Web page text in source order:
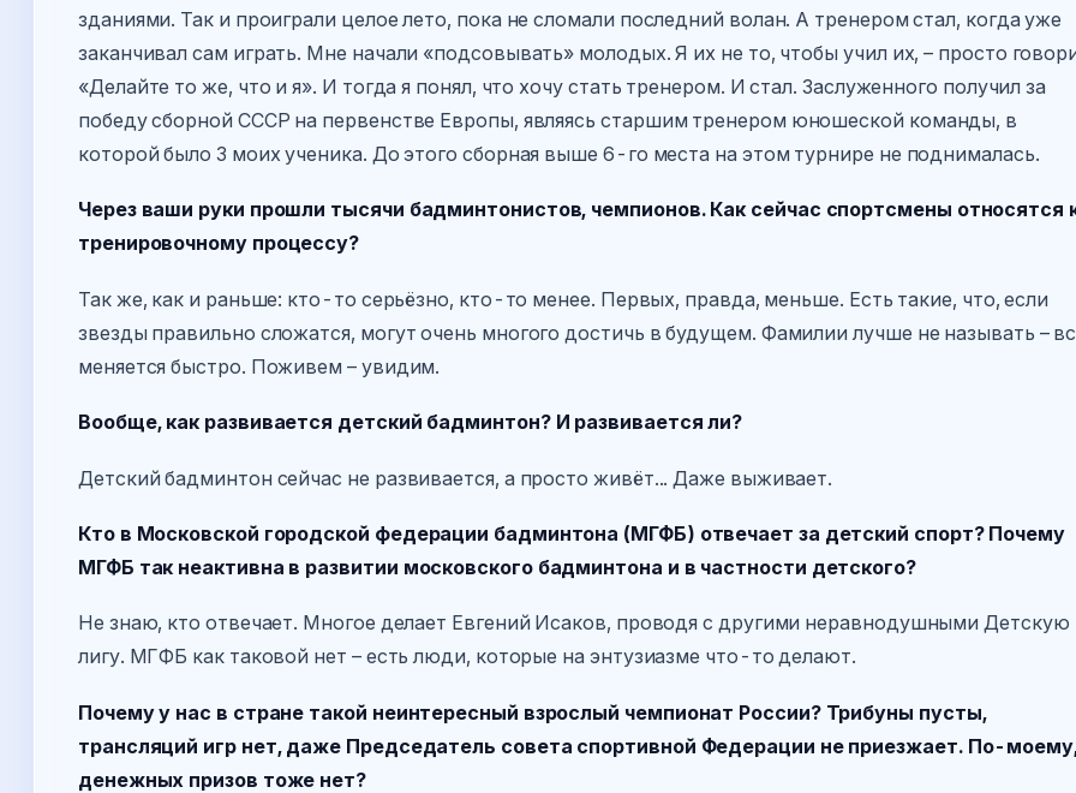
зданиями. Так и проиграли целое лето, пока не сломали последний волан. А тренером стал, когда уже
заканчивал сам играть. Мне начали «подсовывать» молодых. Я их не то, чтобы учил их, – просто
«Делайте то же, что и я». И тогда я понял, что хочу стать тренером. И стал. Заслуженного получил за
победу сборной СССР на первенстве Европы, являясь старшим тренером юношеской команды, в
которой было 3 моих ученика. До этого сборная выше 6-го места на этом турнире не поднималась.
Через ваши руки прошли тысячи бадминтонистов, чемпионов. Как сейчас спортсмены относятся
тренировочному процессу?
Так же, как и раньше: кто-то серьёзно, кто-то менее. Первых, правда, меньше. Есть такие, что, если
звезды правильно сложатся, могут очень многого достичь в будущем. Фамилии лучше не называть –
меняется быстро. Поживем – увидим.
Вообще, как развивается детский бадминтон? И развивается ли?
Детский бадминтон сейчас не развивается, а просто живёт... Даже выживает.
Кто в Московской городской федерации бадминтона (МГФБ) отвечает за детский спорт? Почему
МГФБ так неактивна в развитии московского бадминтона и в частности детского?
Не знаю, кто отвечает. Многое делает Евгений Исаков, проводя с другими неравнодушными Детскую
лигу. МГФБ как таковой нет – есть люди, которые на энтузиазме что-то делают.
Почему у нас в стране такой неинтересный взрослый чемпионат России? Трибуны пусты,
трансляций игр нет, даже Председатель совета спортивной Федерации не приезжает. По-
денежных призов тоже нет?